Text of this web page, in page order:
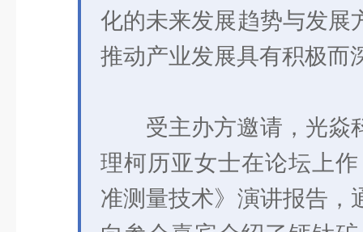
化的未来发展趋势与发展
推动产业发展具有积极而
受主办方邀请，光焱
理柯历亚女士在论坛上
准测量技术》演讲报告，